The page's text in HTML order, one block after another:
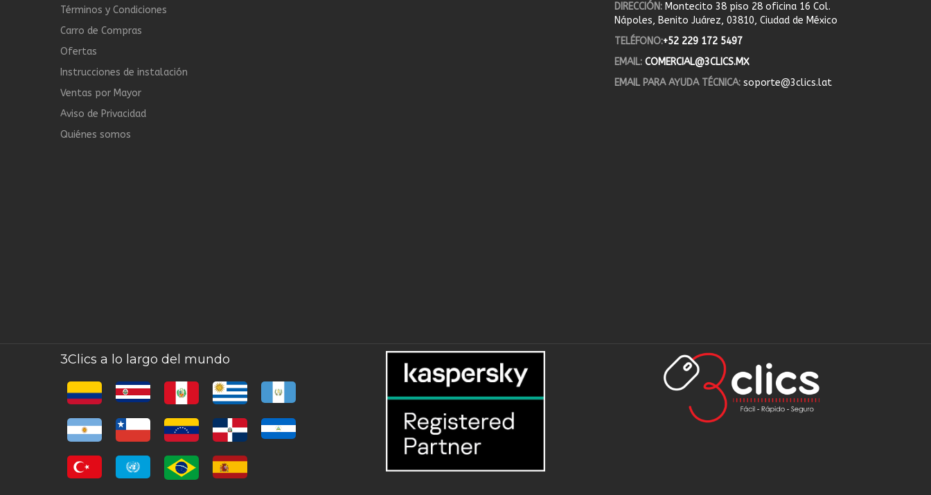
Términos y Condiciones
Carro de Compras
Ofertas
Instrucciones de instalación
Ventas por Mayor
Aviso de Privacidad
Quiénes somos
DIRECCIÓN: Montecito 38 piso 28 oficina 16 Col.
Nápoles, Benito Juárez, 03810, Ciudad de México
TELÉFONO:+52 229 172 5497
EMAIL: COMERCIAL@3CLICS.MX
EMAIL PARA AYUDA TÉCNICA: soporte@3clics.lat
3Clics a lo largo del mundo